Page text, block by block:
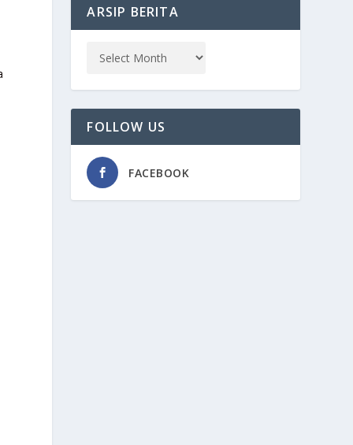
ARSIP BERITA
FOLLOW US
FACEBOOK